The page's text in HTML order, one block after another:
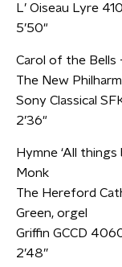
L’ Oiseau Lyre
5’50"
Carol of the
The New
Sony Classical
2’36"
Hymne ‘All
Monk
The Hereford
Green, orgel
Griffin GCCD
2’48”